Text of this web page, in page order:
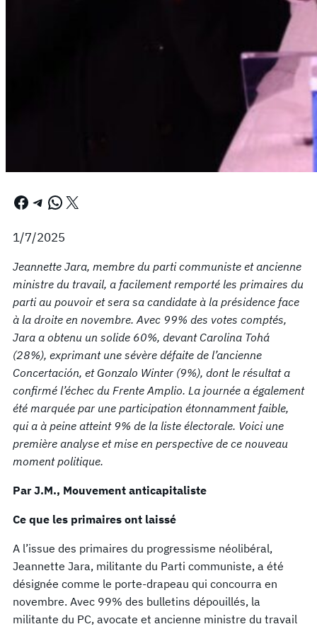
Facebook Telegram WhatsApp X
1/7/2025
Jeannette Jara, membre du parti communiste et ancienne
ministre du travail, a facilement remporté les primaires du
parti au pouvoir et sera sa candidate à la présidence face
à la droite en novembre. Avec 99% des votes comptés,
Jara a obtenu un solide 60%, devant Carolina Tohá
(28%), exprimant une sévère défaite de l’ancienne
Concertación, et Gonzalo Winter (9%), dont le résultat a
confirmé l’échec du Frente Amplio. La journée a également
été marquée par une participation étonnamment faible,
qui a à peine atteint 9% de la liste électorale. Voici une
première analyse et mise en perspective de ce nouveau
moment politique.
Par J.M., Mouvement anticapitaliste
Ce que les primaires ont laissé
A l’issue des primaires du progressisme néolibéral,
Jeannette Jara, militante du Parti communiste, a été
désignée comme le porte-drapeau qui concourra en
novembre. Avec 99% des bulletins dépouillés, la
militante du PC, avocate et ancienne ministre du travail